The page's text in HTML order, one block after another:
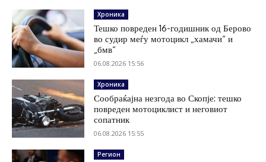
Хроника
Тешко повреден 16-годишник од Берово
во судир меѓу мотоцикл „хамачи“ и
„бмв“
06.08.2026 15:56
Хроника
Сообраќајна незгода во Скопје: тешко
повреден мотоциклист и неговиот
сопатник
06.08.2026 15:55
Регион